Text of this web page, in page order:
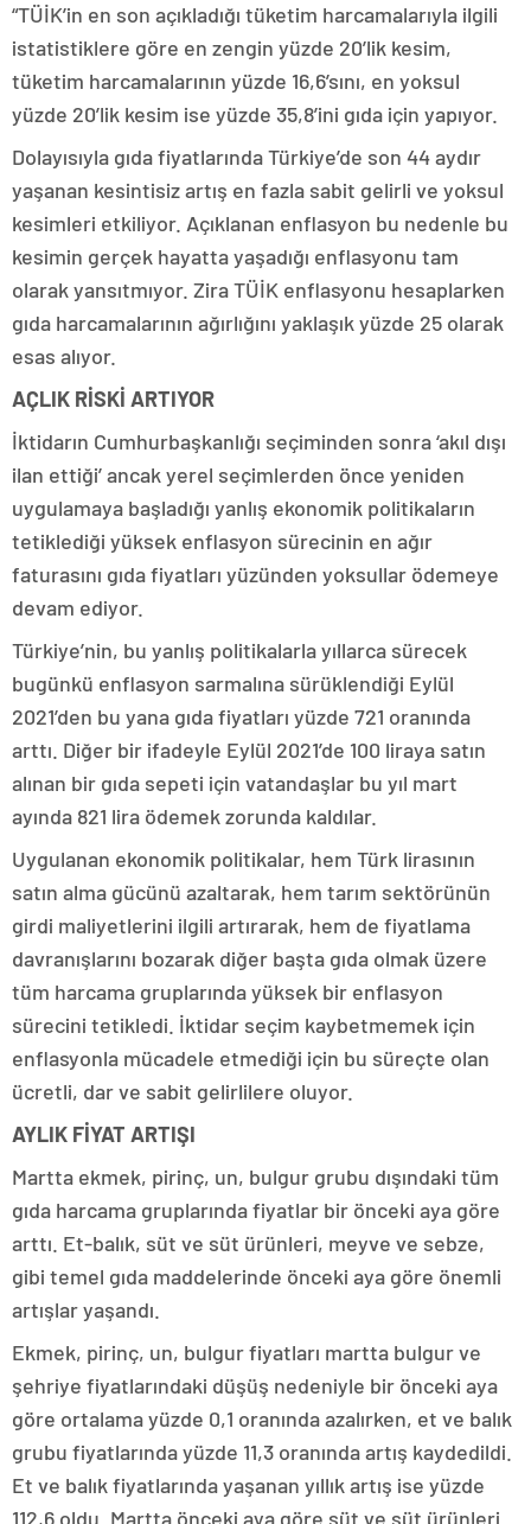
“TÜİK’in en son açıkladığı tüketim harcamalarıyla ilgili
istatistiklere göre en zengin yüzde 20’lik kesim,
tüketim harcamalarının yüzde 16,6’sını, en yoksul
yüzde 20’lik kesim ise yüzde 35,8’ini gıda için yapıyor.
Dolayısıyla gıda fiyatlarında Türkiye’de son 44 aydır
yaşanan kesintisiz artış en fazla sabit gelirli ve yoksul
kesimleri etkiliyor. Açıklanan enflasyon bu nedenle bu
kesimin gerçek hayatta yaşadığı enflasyonu tam
olarak yansıtmıyor. Zira TÜİK enflasyonu hesaplarken
gıda harcamalarının ağırlığını yaklaşık yüzde 25 olarak
esas alıyor.
AÇLIK RİSKİ ARTIYOR
İktidarın Cumhurbaşkanlığı seçiminden sonra ‘akıl dışı
ilan ettiği’ ancak yerel seçimlerden önce yeniden
uygulamaya başladığı yanlış ekonomik politikaların
tetiklediği yüksek enflasyon sürecinin en ağır
faturasını gıda fiyatları yüzünden yoksullar ödemeye
devam ediyor.
Türkiye’nin, bu yanlış politikalarla yıllarca sürecek
bugünkü enflasyon sarmalına sürüklendiği Eylül
2021’den bu yana gıda fiyatları yüzde 721 oranında
arttı. Diğer bir ifadeyle Eylül 2021’de 100 liraya satın
alınan bir gıda sepeti için vatandaşlar bu yıl mart
ayında 821 lira ödemek zorunda kaldılar.
Uygulanan ekonomik politikalar, hem Türk lirasının
satın alma gücünü azaltarak, hem tarım sektörünün
girdi maliyetlerini ilgili artırarak, hem de fiyatlama
davranışlarını bozarak diğer başta gıda olmak üzere
tüm harcama gruplarında yüksek bir enflasyon
sürecini tetikledi. İktidar seçim kaybetmemek için
enflasyonla mücadele etmediği için bu süreçte olan
ücretli, dar ve sabit gelirlilere oluyor.
AYLIK FİYAT ARTIŞI
Martta ekmek, pirinç, un, bulgur grubu dışındaki tüm
gıda harcama gruplarında fiyatlar bir önceki aya göre
arttı. Et-balık, süt ve süt ürünleri, meyve ve sebze,
gibi temel gıda maddelerinde önceki aya göre önemli
artışlar yaşandı.
Ekmek, pirinç, un, bulgur fiyatları martta bulgur ve
şehriye fiyatlarındaki düşüş nedeniyle bir önceki aya
göre ortalama yüzde 0,1 oranında azalırken, et ve balık
grubu fiyatlarında yüzde 11,3 oranında artış kaydedildi.
Et ve balık fiyatlarında yaşanan yıllık artış ise yüzde
112,6 oldu. Martta önceki aya göre süt ve süt ürünleri